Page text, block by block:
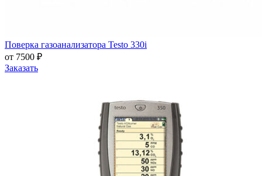
Поверка газоанализатора Testo 330i
от 7500 ₽
Заказать